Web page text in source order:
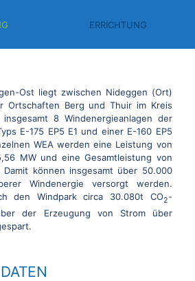
ERRICHTUNG
Ost liegt zwischen Nideggen (Ort)
Ortschaften Berg und Thuir im Kreis
8 Windenergieanlagen der
E-175 EP5 E1 und einer E-160 EP5
WEA werden eine Leistung von
MW und eine Gesamtleistung von
können insgesamt über 50.000
Windenergie versorgt werden.
den Windpark circa 30.080t CO2-
der Erzeugung von Strom über